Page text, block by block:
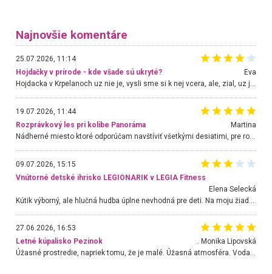
Najnovšie komentáre
25.07.2026, 11:14
Hojdačky v prírode - kde všade sú ukryté?
Eva
Hojdacka v Krpelanoch uz nie je, vysli sme si k nej vcera, ale, zial, uz je znicena. Ak sem planujete cestu len kvoli hojdacke, mozete si ju usetrit. Krasny vyhlad je tu vsak aj bez hojdacky :-)
19.07.2026, 11:44
Rozprávkový les pri kolibe Panoráma
Martina
Nádherné miesto ktoré odporúčam navštíviť všetkými desiatimi, pre rodiny s deťmi, dôchodcom... Proste a jednoducho ozaj rozprávkový les.. určite ešte prídeme. Odniesli sme si na pamiatku krásne tričká,
09.07.2026, 15:15
Vnútorné detské ihrisko LEGIONARIK v LEGIA Fitness
Elena Selecká
27.06.2026, 16:53
Letné kúpalisko Pezinok
. Monika Lipovská
Úžasné prostredie, napriek tomu, že je malé. Úžasná atmosféra. Voda fantastická a nádherná. Ľudí je pomerne veľa, ale su mili a ohľaduplní. Je veľmi zaujímavé sledovať, ako dokážu spolu športovať cudzí ľudia a bez ohľadu na vek. Vládne tu pohoda. Vnuka neviem dostať z vody. Ďakujem za krásny deň . Urcite sa sem vrátim. Jediný problém je s parkovaním, ale aj ten sa mi podarilo vyriešiť. Monika Bratislava